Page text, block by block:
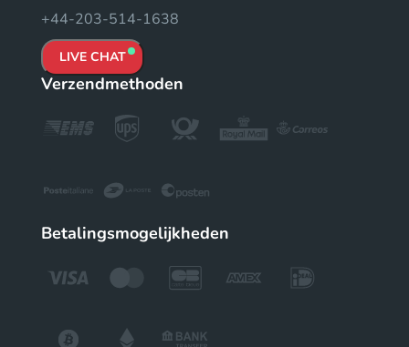
+44-203-514-1638
LIVE CHAT
Verzendmethoden
Betalingsmogelijkheden